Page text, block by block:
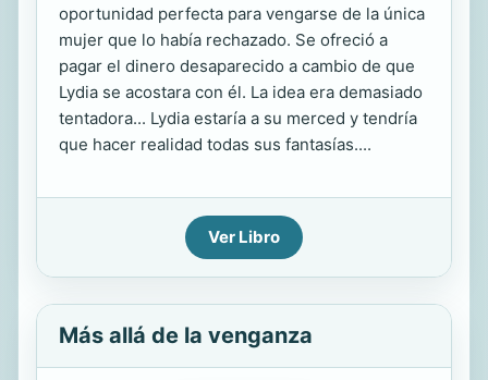
oportunidad perfecta para vengarse de la única
mujer que lo había rechazado. Se ofreció a
pagar el dinero desaparecido a cambio de que
Lydia se acostara con él. La idea era demasiado
tentadora... Lydia estaría a su merced y tendría
que hacer realidad todas sus fantasías....
Ver Libro
Más allá de la venganza